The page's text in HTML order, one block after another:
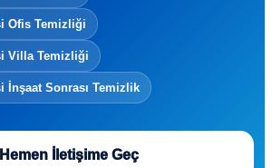
Ofis Temizliği
Villa Temizliği
İnşaat Sonrası Temizlik
Hemen İletişime Geç